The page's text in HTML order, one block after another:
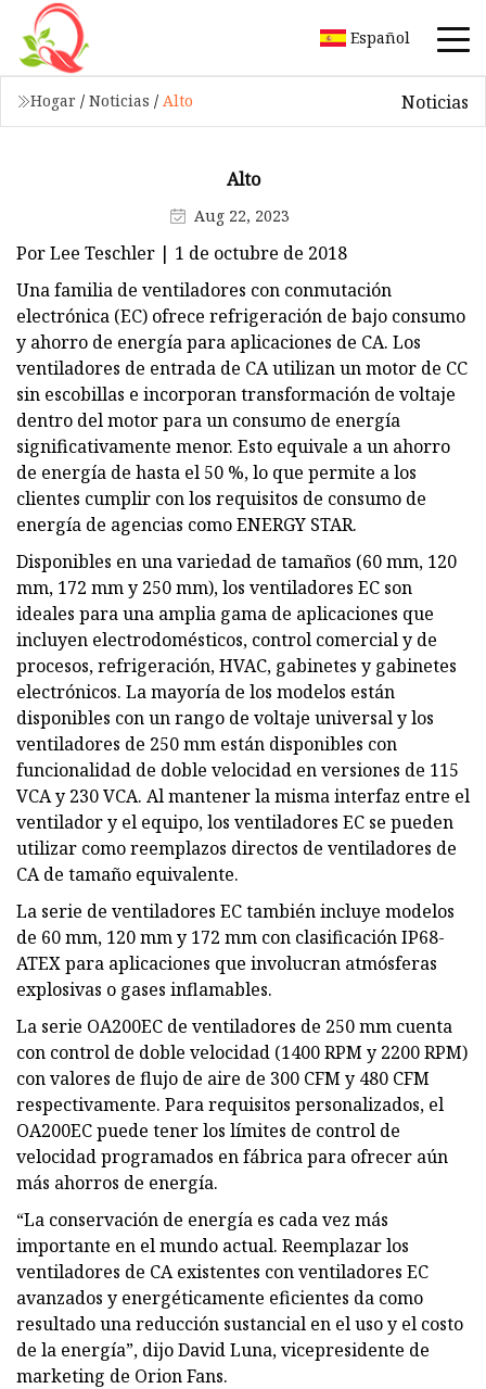
Español
Hogar / Noticias / Alto Noticias
Alto
Aug 22, 2023
Por Lee Teschler | 1 de octubre de 2018
Una familia de ventiladores con conmutación
electrónica (EC) ofrece refrigeración de bajo consumo
y ahorro de energía para aplicaciones de CA. Los
ventiladores de entrada de CA utilizan un motor de CC
sin escobillas e incorporan transformación de voltaje
dentro del motor para un consumo de energía
significativamente menor. Esto equivale a un ahorro
de energía de hasta el 50 %, lo que permite a los
clientes cumplir con los requisitos de consumo de
energía de agencias como ENERGY STAR.
Disponibles en una variedad de tamaños (60 mm, 120
mm, 172 mm y 250 mm), los ventiladores EC son
ideales para una amplia gama de aplicaciones que
incluyen electrodomésticos, control comercial y de
procesos, refrigeración, HVAC, gabinetes y gabinetes
electrónicos. La mayoría de los modelos están
disponibles con un rango de voltaje universal y los
ventiladores de 250 mm están disponibles con
funcionalidad de doble velocidad en versiones de 115
VCA y 230 VCA. Al mantener la misma interfaz entre el
ventilador y el equipo, los ventiladores EC se pueden
utilizar como reemplazos directos de ventiladores de
CA de tamaño equivalente.
La serie de ventiladores EC también incluye modelos
de 60 mm, 120 mm y 172 mm con clasificación IP68-
ATEX para aplicaciones que involucran atmósferas
explosivas o gases inflamables.
La serie OA200EC de ventiladores de 250 mm cuenta
con control de doble velocidad (1400 RPM y 2200 RPM)
con valores de flujo de aire de 300 CFM y 480 CFM
respectivamente. Para requisitos personalizados, el
OA200EC puede tener los límites de control de
velocidad programados en fábrica para ofrecer aún
más ahorros de energía.
“La conservación de energía es cada vez más
importante en el mundo actual. Reemplazar los
ventiladores de CA existentes con ventiladores EC
avanzados y energéticamente eficientes da como
resultado una reducción sustancial en el uso y el costo
de la energía”, dijo David Luna, vicepresidente de
marketing de Orion Fans.